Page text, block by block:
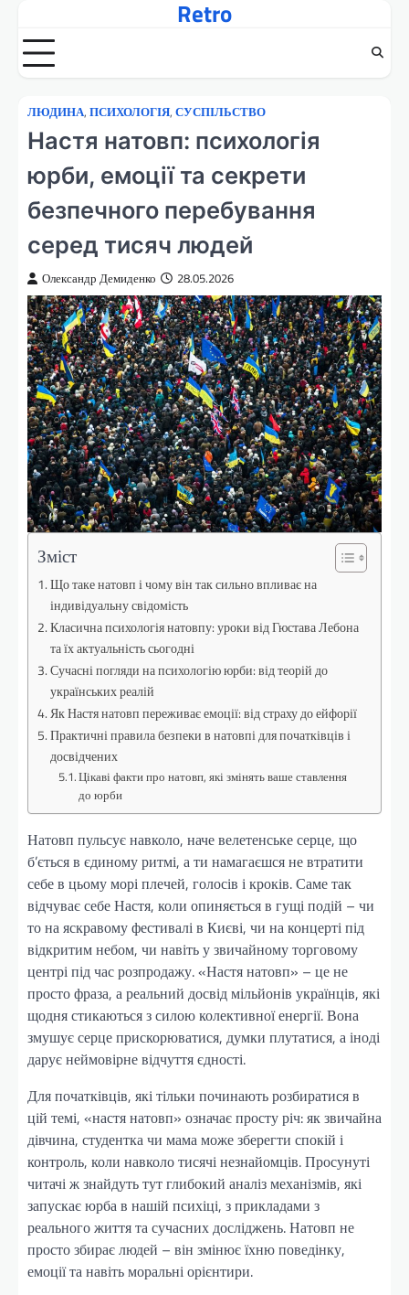
вмісту
Retro
ЛЮДИНА, ПСИХОЛОГІЯ, СУСПІЛЬСТВО
Настя натовп: психологія
юрби, емоції та секрети
безпечного перебування
серед тисяч людей
Олександр Демиденко 28.05.2026
Зміст
Що таке натовп і чому він так сильно впливає на
індивідуальну свідомість
Класична психологія натовпу: уроки від Гюстава Лебона
та їх актуальність сьогодні
Сучасні погляди на психологію юрби: від теорій до
українських реалій
Як Настя натовп переживає емоції: від страху до ейфорії
Практичні правила безпеки в натовпі для початківців і
досвідчених
Цікаві факти про натовп, які змінять ваше ставлення
до юрби
Натовп пульсує навколо, наче велетенське серце, що
б’ється в єдиному ритмі, а ти намагаєшся не втратити
себе в цьому морі плечей, голосів і кроків. Саме так
відчуває себе Настя, коли опиняється в гущі подій – чи
то на яскравому фестивалі в Києві, чи на концерті під
відкритим небом, чи навіть у звичайному торговому
центрі під час розпродажу. «Настя натовп» – це не
просто фраза, а реальний досвід мільйонів українців, які
щодня стикаються з силою колективної енергії. Вона
змушує серце прискорюватися, думки плутатися, а іноді
дарує неймовірне відчуття єдності.
Для початківців, які тільки починають розбиратися в
цій темі, «настя натовп» означає просту річ: як звичайна
дівчина, студентка чи мама може зберегти спокій і
контроль, коли навколо тисячі незнайомців. Просунуті
читачі ж знайдуть тут глибокий аналіз механізмів, які
запускає юрба в нашій психіці, з прикладами з
реального життя та сучасних досліджень. Натовп не
просто збирає людей – він змінює їхню поведінку,
емоції та навіть моральні орієнтири.